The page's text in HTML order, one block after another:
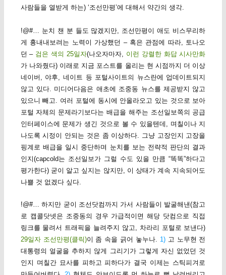
사람들을 열받게 하는) ‘조선만평’에 대해서 약간의 생각.
!@#… 눈치 챈 분 들도 많겠지만, 조선만평이 애도 비스무리하
게 흉내내보려는 노력이 가상했던 – 혹은 관점에 따라, 토나오
던 – 검은 색의 25일자(나오자마자, 이런 강렬한 화답 시사만화
가 나와줬다) 이래로 지금 포스트를 올리는 현 시점까지 더 이상
네이버, 야후, 네이트 등 포털사이트의 뉴스란에 업데이트되지
않고 있다. 미디어다음은 애초에 조중동 뉴스를 제공받지 않고
있으니 빼고. 여러 포털에 동시에 안올라오고 있는 것으로 보아
포털 자체의 문제라기보다는 배급을 해주는 조선일보쪽의 공급
인터페이스에 문제가 생긴 것으로 볼 수 있을텐데, 며칠이나 지
나도록 시정이 안되는 것은 좀 이상하다. 그냥 고장인지 고장을
핑계로 배급을 일시 중단하며 눈치를 보는 전략적 판단의 결과
인지(capcold는 조선일보가 그럴 수도 있을 만큼 “똑똑”하다고
평가한다) 굳이 알고 싶지는 않지만, 이 상태가 계속 지속되어도
나쁠 것 없겠다 싶다.
!@#… 하지만 굳이 조선닷컴까지 가서 사람들이 발굴해낸(참고
로 캡콜닷넷은 조중동의 경우 가급적이면 해당 닷컴으로 직접
링크를 물려서 트래픽을 늘려주지 않고, 차라리 포털로 보낸다)
29일자 조선만평(클릭)이 좀 속을 긁어 놓누나. 1)고 노무현 전
대통령의 얼굴을 추하지 않게 그리기가 그렇게 자신 없었던 것
인지 며칠간 묘사를 피하고 피하다가 결국 이제는 스틱피겨로